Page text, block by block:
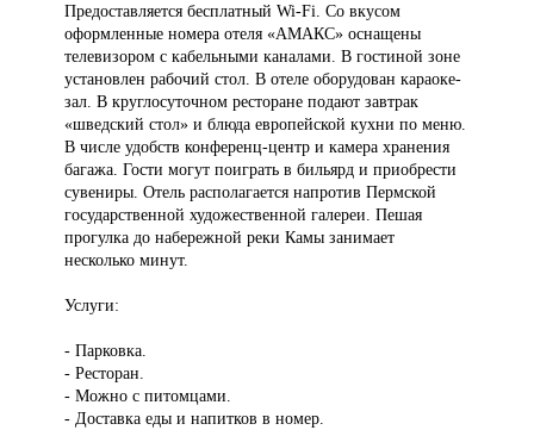
Предоставляется бесплатный Wi-Fi. Со вкусом
оформленные номера отеля «АМАКС» оснащены
телевизором с кабельными каналами. В гостиной зоне
установлен рабочий стол. В отеле оборудован караоке-
зал. В круглосуточном ресторане подают завтрак
«шведский стол» и блюда европейской кухни по меню.
В числе удобств конференц-центр и камера хранения
багажа. Гости могут поиграть в бильярд и приобрести
сувениры. Отель располагается напротив Пермской
государственной художественной галереи. Пешая
прогулка до набережной реки Камы занимает
несколько минут.
Услуги:
- Парковка.
- Ресторан.
- Можно с питомцами.
- Доставка еды и напитков в номер.